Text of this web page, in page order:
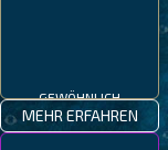
MEHR ERFAHREN